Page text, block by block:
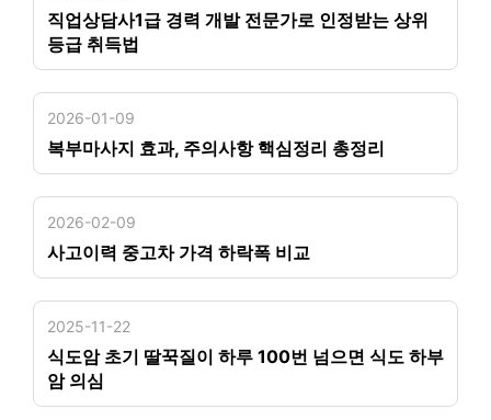
직업상담사1급 경력 개발 전문가로 인정받는 상위
등급 취득법
2026-01-09
복부마사지 효과, 주의사항 핵심정리 총정리
2026-02-09
사고이력 중고차 가격 하락폭 비교
2025-11-22
식도암 초기 딸꾹질이 하루 100번 넘으면 식도 하부
암 의심